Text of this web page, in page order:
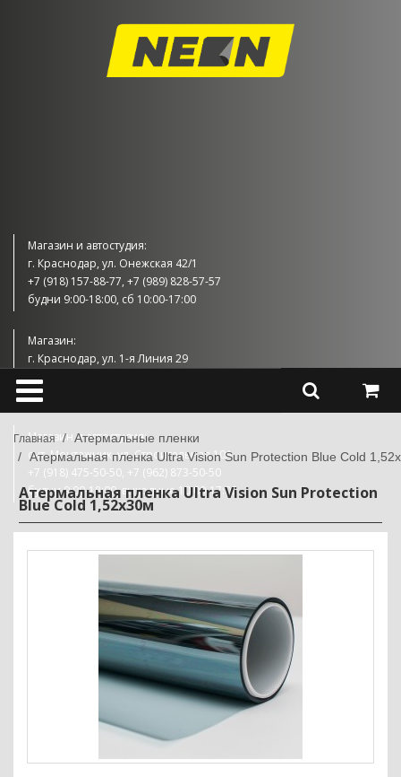
Магазин и автостудия:
г. Краснодар, ул. Онежская 42/1
+7 (918) 157-88-77, +7 (989) 828-57-57
будни 9:00-18:00, сб 10:00-17:00
Магазин:
г. Краснодар, ул. 1-я Линия 29
+7 (989) 830-57-57
будни 9:00-18:00, сб 10:00-17:00
Магазин и автостудия:
снт. Монтажник, ул. Строительная 10А
+7 (918) 475-50-50, +7 (962) 873-50-50
будни 9:00-18:00, выходные 10:00-17:00
Атермальные пленки
Атермальная пленка Ultra Vision Sun Protection Blue Cold
Атермальная пленка Ultra Vision Sun Protection
Blue Cold 1,52х30м